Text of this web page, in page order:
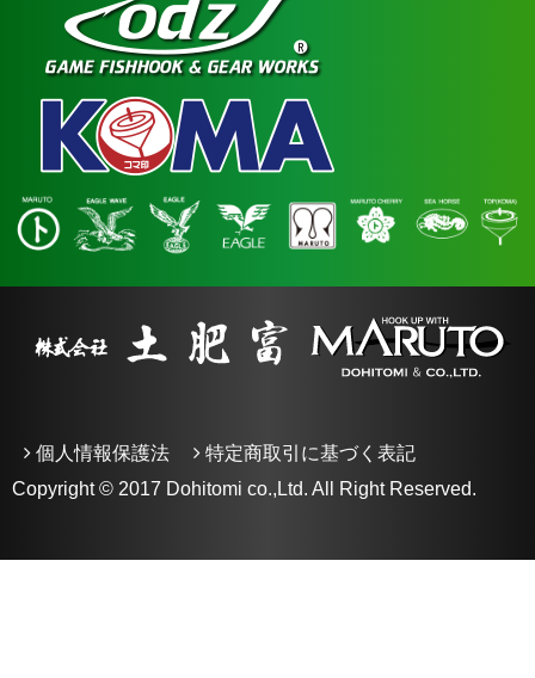
個人情報保護法
特定商取引に基づく表記
Copyright © 2017 Dohitomi co.,Ltd. All Right Reserved.